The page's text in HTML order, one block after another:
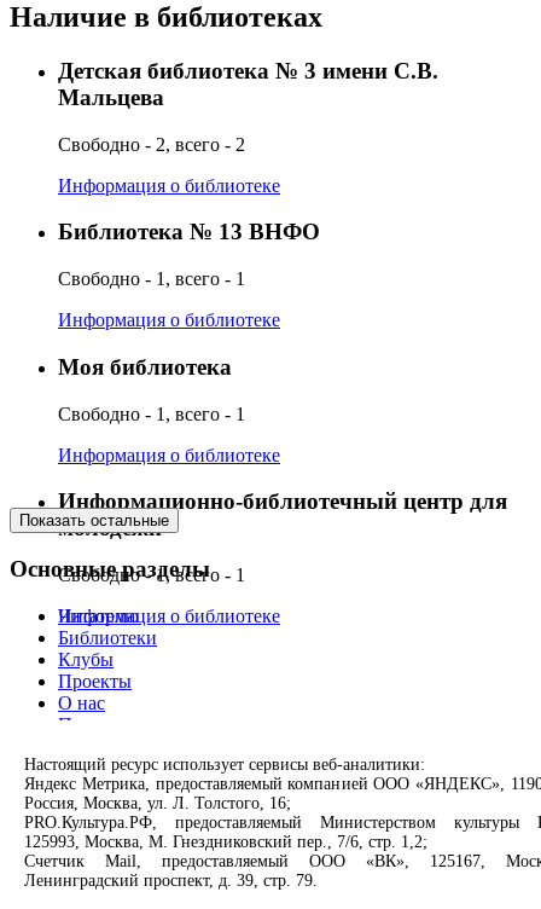
Наличие в библиотеках
Детская библиотека № 3 имени С.В.
Мальцева
Свободно - 2, всего - 2
Информация о библиотеке
Библиотека № 13 ВНФО
Свободно - 1, всего - 1
Информация о библиотеке
Моя библиотека
Свободно - 1, всего - 1
Информация о библиотеке
Информационно-библиотечный центр для
молодёжи
Свободно - 1, всего - 1
Информация о библиотеке
Показать остальные
Основные разделы
Читателю
Библиотеки
Клубы
Проекты
О нас
Партнерам
Сервисы
Продлить книгу
Спроси библиотекаря
Спроси краеведа
Оцените качество услуг
Настоящий ресурс использует сервисы веб-аналитики:
Яндекс Метрика, предоставляемый компанией ООО «ЯНДЕКС»,
Россия, Москва, ул. Л. Толстого, 16;
PRO.Культура.РФ, предоставляемый Министерством культуры
125993, Москва, М. Гнездниковский пер., 7/6, стр. 1,2;
Счетчик Mail, предоставляемый ООО «ВК», 125167,
Ленинградский проспект, д. 39, стр. 79.